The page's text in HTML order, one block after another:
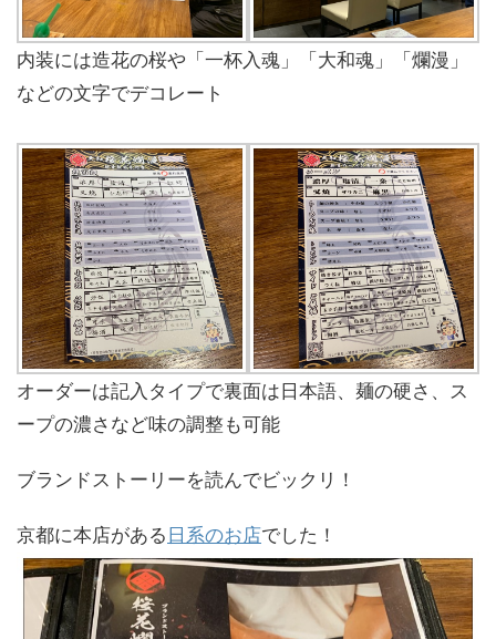
内装には造花の桜や「一杯入魂」「大和魂」「爛漫」
などの文字でデコレート
オーダーは記入タイプで裏面は日本語、麺の硬さ、ス
ープの濃さなど味の調整も可能
ブランドストーリーを読んでビックリ！
京都に本店がある 日系のお店でした！